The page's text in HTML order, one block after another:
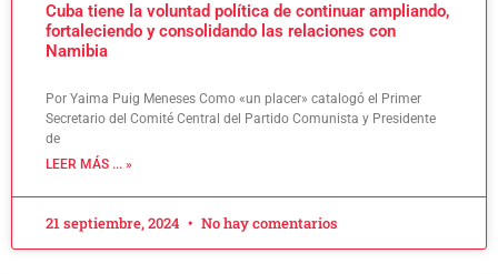
Cuba tiene la voluntad política de continuar ampliando,
fortaleciendo y consolidando las relaciones con
Namibia
Por Yaima Puig Meneses Como «un placer» catalogó el Primer
Secretario del Comité Central del Partido Comunista y Presidente
de
LEER MÁS ... »
21 septiembre, 2024 No hay comentarios